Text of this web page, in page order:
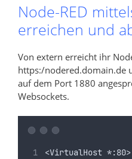
Node-RED
erreichen und
Von extern erreicht ihr
https:/nodered.domain.de
auf dem Port 1880
Websockets.
<VirtualHost *:80>